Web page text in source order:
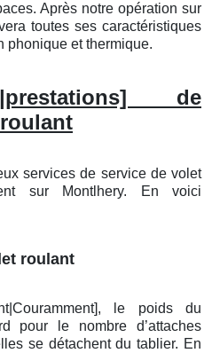
Après notre opération sur
toutes ses caractéristiques
phonique et thermique.
de
services de service de volet
sur Montlhery. En voici
roulant
le poids du
pour le nombre d’attaches
se détachent du tablier. En